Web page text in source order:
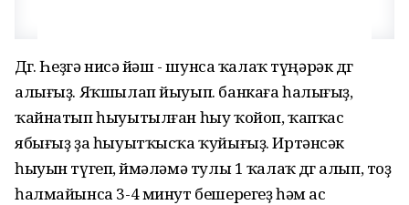
Дөгө. Һеҙгә нисә йәш - шунса ҡалаҡ түңәрәк дөгө
алығыҙ. Яҡшылап йыуып. банкаға һалығыҙ,
ҡайнатып һыуытылған һыу ҡойоп, ҡапҡас
ябығыҙ ҙа һыуытҡысҡа ҡуйығыҙ. Иртәнсәк
һыуын түгеп, өймәләмә тулы 1 ҡалаҡ дөгө алып, тоҙ
һалмайынса 3-4 минут бешерегеҙ һәм ас